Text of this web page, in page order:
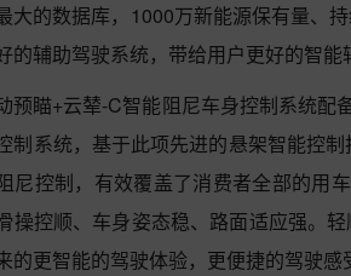
大的数据库，1000万新能源保有量、
的辅助驾驶系统，带给用户更好的智能
预瞄+云辇-C智能阻尼车身控制系统配
制系统，基于此项先进的悬架智能控
尼控制，有效覆盖了消费者全部的用
操控顺、车身姿态稳、路面适应强。
的更智能的驾驶体验，更便捷的驾驶感